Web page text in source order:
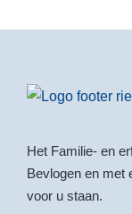
Het Familie- en
Bevlogen en met
voor u staan.